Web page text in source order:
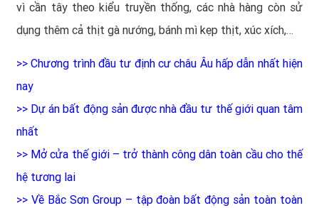
vì cần tây theo kiểu truyền thống, các nhà hàng còn sử
dụng thêm cả thịt gà nướng, bánh mì kẹp thịt, xúc xích,…
>>Chương trình đầu tư định cư châu Âu hấp dẫn nhất hiện
nay
>> Dự án bất động sản được nhà đầu tư thế giới quan tâm
nhất
>> Mở cửa thế giới – trở thành công dân toàn cầu cho thế
hệ tương lai
>> Về Bắc Sơn Group – tập đoàn bất động sản toàn toàn